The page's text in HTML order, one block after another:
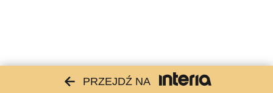
PRZEJDŹ NA